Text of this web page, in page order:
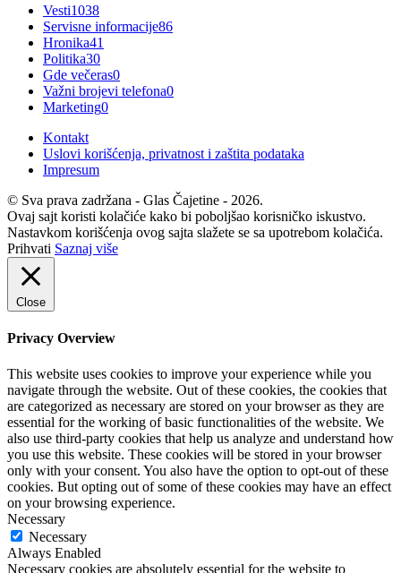
Vesti1038
Servisne informacije86
Hronika41
Politika30
Gde večeras0
Važni brojevi telefona0
Marketing0
Kontakt
Uslovi korišćenja, privatnost i zaštita podataka
Impresum
© Sva prava zadržana - Glas Čajetine - 2026.
Ovaj sajt koristi kolačiće kako bi poboljšao korisničko iskustvo.
Nastavkom korišćenja ovog sajta slažete se sa upotrebom kolačića.
Prihvati Saznaj više
Close
Privacy Overview
This website uses cookies to improve your experience while you
navigate through the website. Out of these cookies, the cookies that
are categorized as necessary are stored on your browser as they are
essential for the working of basic functionalities of the website. We
also use third-party cookies that help us analyze and understand how
you use this website. These cookies will be stored in your browser
only with your consent. You also have the option to opt-out of these
cookies. But opting out of some of these cookies may have an effect
on your browsing experience.
Necessary
Necessary
Always Enabled
Necessary cookies are absolutely essential for the website to